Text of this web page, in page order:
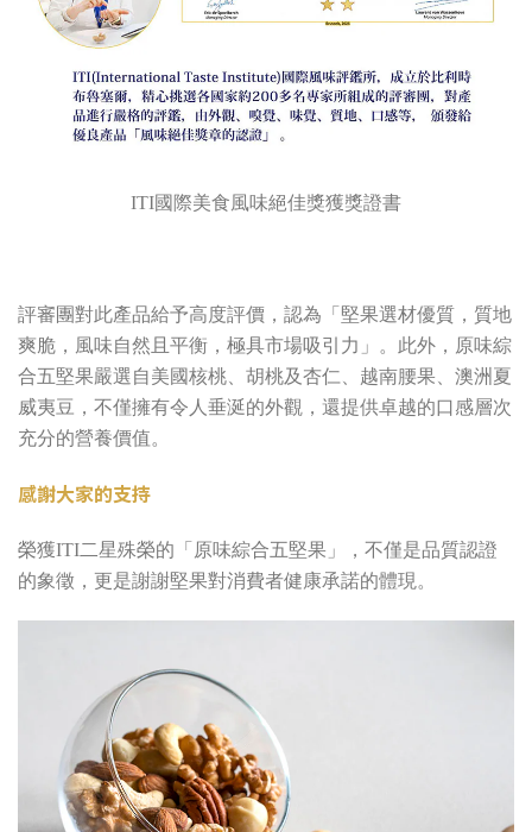
ITI國際美食風味絕佳獎獲獎證書
評審團對此產品給予高度評價，認為「堅果選材優質，質地
爽脆，風味自然且平衡，極具市場吸引力」。此外，原味綜
合五堅果嚴選自美國核桃、胡桃及杏仁、越南腰果、澳洲夏
威夷豆，不僅擁有令人垂涎的外觀，還提供卓越的口感層次
充分的營養價值。
感謝大家的支持
榮獲ITI二星殊榮的「原味綜合五堅果」，不僅是品質認證
的象徵，更是謝謝堅果對消費者健康承諾的體現。